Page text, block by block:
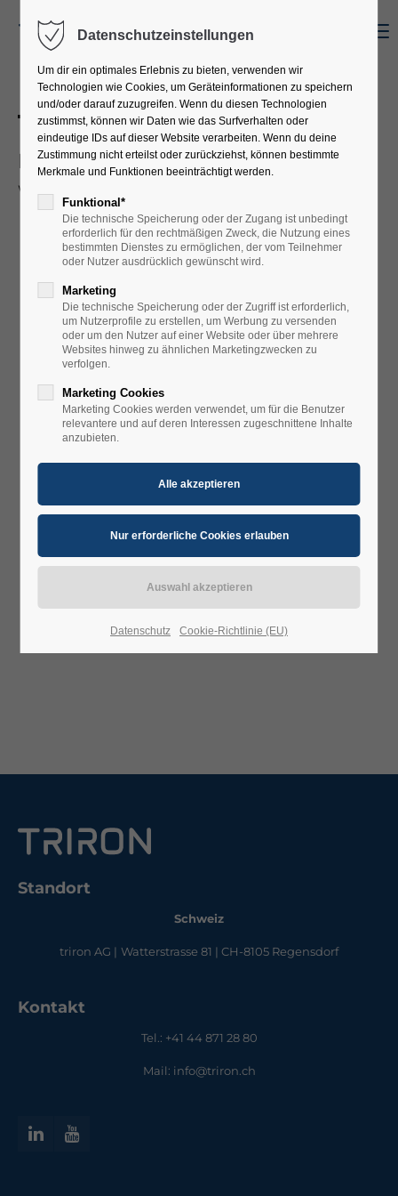
Thank you for your
message!
We will get in contact with you soon.
Standort
Schweiz
triron AG | Watterstrasse 81 | CH-8105 Regensdorf
Kontakt
Tel.: +41 44 871 28 80
Mail: info@triron.ch
Datenschutzeinstellungen
Um dir ein optimales Erlebnis zu bieten, verwenden wir
Technologien wie Cookies, um Geräteinformationen zu speichern
und/oder darauf zuzugreifen. Wenn du diesen Technologien
zustimmst, können wir Daten wie das Surfverhalten oder
eindeutige IDs auf dieser Website verarbeiten. Wenn du deine
Zustimmung nicht erteilst oder zurückziehst, können bestimmte
Merkmale und Funktionen beeinträchtigt werden.
Funktional*
Die technische Speicherung oder der Zugang ist unbedingt
erforderlich für den rechtmäßigen Zweck, die Nutzung eines
bestimmten Dienstes zu ermöglichen, der vom Teilnehmer
oder Nutzer ausdrücklich gewünscht wird.
Marketing
Die technische Speicherung oder der Zugriff ist erforderlich,
um Nutzerprofile zu erstellen, um Werbung zu versenden
oder um den Nutzer auf einer Website oder über mehrere
Websites hinweg zu ähnlichen Marketingzwecken zu
verfolgen.
Marketing Cookies
Marketing Cookies werden verwendet, um für die Benutzer
relevantere und auf deren Interessen zugeschnittene Inhalte
anzubieten.
Datenschutz Cookie-Richtlinie (EU)